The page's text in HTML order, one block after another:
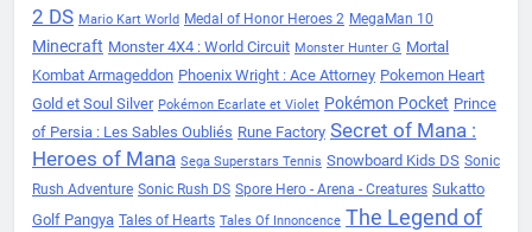
2 DS Mario Kart World Medal of Honor Heroes 2 MegaMan 10
Minecraft Monster 4X4 : World Circuit Monster Hunter G Mortal
Kombat Armageddon Phoenix Wright : Ace Attorney Pokemon Heart
Gold et Soul Silver Pokémon Ecarlate et Violet Pokémon Pocket Prince
of Persia : Les Sables Oubliés Rune Factory Secret of Mana :
Heroes of Mana Sega Superstars Tennis Snowboard Kids DS Sonic
Rush Adventure Sonic Rush DS Spore Hero - Arena - Creatures Sukatto
Golf Pangya Tales of Hearts Tales Of Innoncence The Legend of